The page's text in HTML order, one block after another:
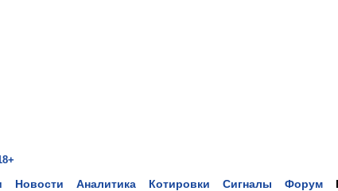
Новости Аналитика Котировки Сигналы Форум